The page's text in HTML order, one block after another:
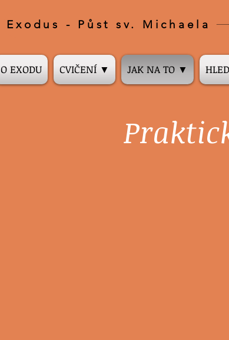
Exodus - Půst sv. Michaela
O EXODU CVIČENÍ ▼ JAK NA TO ▼